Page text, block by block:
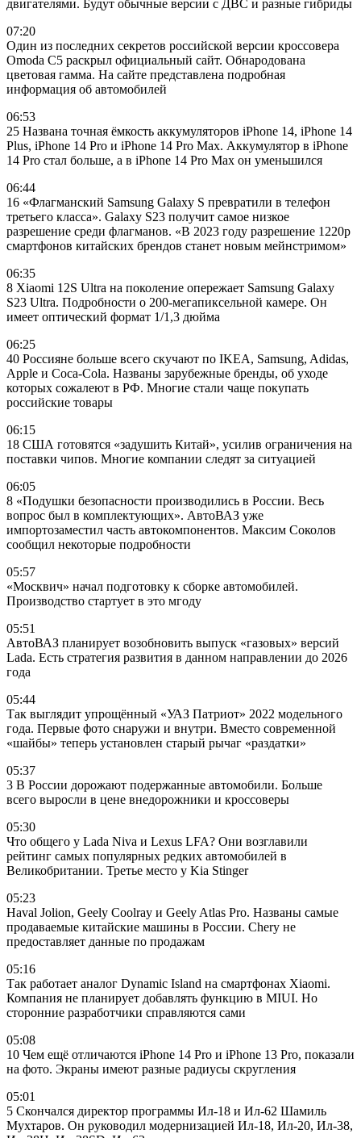
двигателями. Будут обычные версии с ДВС и разные гибриды
07:20
Один из последних секретов российской версии кроссовера
Omoda C5 раскрыл официальный сайт. Обнародована
цветовая гамма. На сайте представлена подробная
информация об автомобилей
06:53
25 Названа точная ёмкость аккумуляторов iPhone 14, iPhone 14
Plus, iPhone 14 Pro и iPhone 14 Pro Max. Аккумулятор в iPhone
14 Pro стал больше, а в iPhone 14 Pro Max он уменьшился
06:44
16 «Флагманский Samsung Galaxy S превратили в телефон
третьего класса». Galaxy S23 получит самое низкое
разрешение среди флагманов. «В 2023 году разрешение 1220p
смартфонов китайских брендов станет новым мейнстримом»
06:35
8 Xiaomi 12S Ultra на поколение опережает Samsung Galaxy
S23 Ultra. Подробности о 200-мегапиксельной камере. Он
имеет оптический формат 1/1,3 дюйма
06:25
40 Россияне больше всего скучают по IKEA, Samsung, Adidas,
Apple и Coca-Cola. Названы зарубежные бренды, об уходе
которых сожалеют в РФ. Многие стали чаще покупать
российские товары
06:15
18 США готовятся «задушить Китай», усилив ограничения на
поставки чипов. Многие компании следят за ситуацией
06:05
8 «Подушки безопасности производились в России. Весь
вопрос был в комплектующих». АвтоВАЗ уже
импортозаместил часть автокомпонентов. Максим Соколов
сообщил некоторые подробности
05:57
«Москвич» начал подготовку к сборке автомобилей.
Производство стартует в это мгоду
05:51
АвтоВАЗ планирует возобновить выпуск «газовых» версий
Lada. Есть стратегия развития в данном направлении до 2026
года
05:44
Так выглядит упрощённый «УАЗ Патриот» 2022 модельного
года. Первые фото снаружи и внутри. Вместо современной
«шайбы» теперь установлен старый рычаг «раздатки»
05:37
3 В России дорожают подержанные автомобили. Больше
всего выросли в цене внедорожники и кроссоверы
05:30
Что общего у Lada Niva и Lexus LFA? Они возглавили
рейтинг самых популярных редких автомобилей в
Великобритании. Третье место у Kia Stinger
05:23
Haval Jolion, Geely Coolray и Geely Atlas Pro. Названы самые
продаваемые китайские машины в России. Chery не
предоставляет данные по продажам
05:16
Так работает аналог Dynamic Island на смартфонах Xiaomi.
Компания не планирует добавлять функцию в MIUI. Но
сторонние разработчики справляются сами
05:08
10 Чем ещё отличаются iPhone 14 Pro и iPhone 13 Pro, показали
на фото. Экраны имеют разные радиусы скругления
05:01
5 Скончался директор программы Ил-18 и Ил-62 Шамиль
Мухтаров. Он руководил модернизацией Ил-18, Ил-20, Ил-38,